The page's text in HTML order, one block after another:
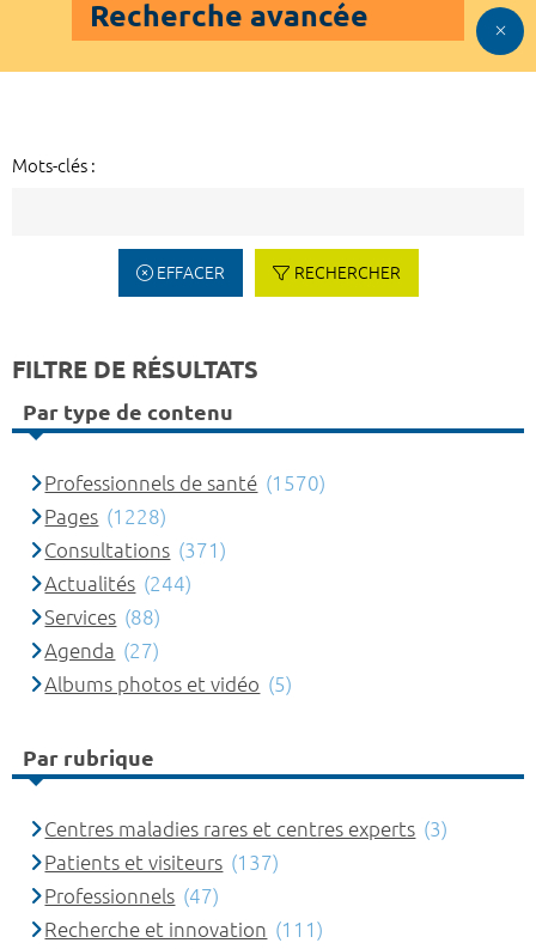
Recherche avancée
Mots-clés :
EFFACER RECHERCHER
FILTRE DE RÉSULTATS
Par type de contenu
Professionnels de santé (1570)
Pages (1228)
Consultations (371)
Actualités (244)
Services (88)
Agenda (27)
Albums photos et vidéo (5)
Par rubrique
Centres maladies rares et centres experts (3)
Patients et visiteurs (137)
Professionnels (47)
Recherche et innovation (111)